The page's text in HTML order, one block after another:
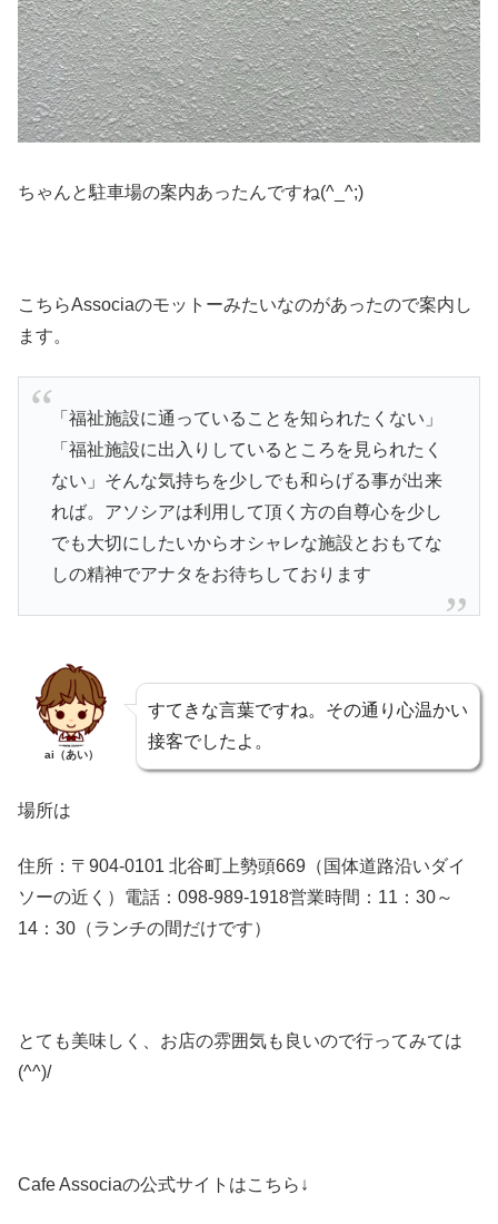
ちゃんと駐車場の案内あったんですね(^_^;)
こちらAssociaのモットーみたいなのがあったので案内し
ます。
「福祉施設に通っていることを知られたくない」
「福祉施設に出入りしているところを見られたく
ない」そんな気持ちを少しでも和らげる事が出来
れば。アソシアは利用して頂く方の自尊心を少し
でも大切にしたいからオシャレな施設とおもてな
しの精神でアナタをお待ちしております
ai（あい）
すてきな言葉ですね。その通り心温かい
接客でしたよ。
場所は
住所：〒904-0101 北谷町上勢頭669（国体道路沿いダイ
ソーの近く）電話：098-989-1918営業時間：11：30～
14：30（ランチの間だけです）
とても美味しく、お店の雰囲気も良いので行ってみては
(^^)/
Cafe Associaの公式サイトはこちら↓